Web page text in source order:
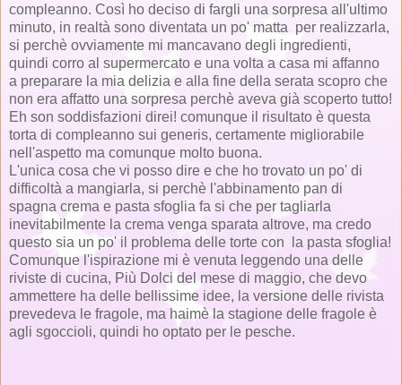
compleanno. Così ho deciso di fargli una sorpresa all'ultimo
minuto, in realtà sono diventata un po' matta per realizzarla,
si perchè ovviamente mi mancavano degli ingredienti,
quindi corro al supermercato e una volta a casa mi affanno
a preparare la mia delizia e alla fine della serata scopro che
non era affatto una sorpresa perchè aveva già scoperto tutto!
Eh son soddisfazioni direi! comunque il risultato è questa
torta di compleanno sui generis, certamente migliorabile
nell'aspetto ma comunque molto buona.
L'unica cosa che vi posso dire e che ho trovato un po' di
difficoltà a mangiarla, si perchè l'abbinamento pan di
spagna crema e pasta sfoglia fa si che per tagliarla
inevitabilmente la crema venga sparata altrove, ma credo
questo sia un po' il problema delle torte con la pasta sfoglia!
Comunque l'ispirazione mi è venuta leggendo una delle
riviste di cucina, Più Dolci del mese di maggio, che devo
ammettere ha delle bellissime idee, la versione delle rivista
prevedeva le fragole, ma haimè la stagione delle fragole è
agli sgoccioli, quindi ho optato per le pesche.